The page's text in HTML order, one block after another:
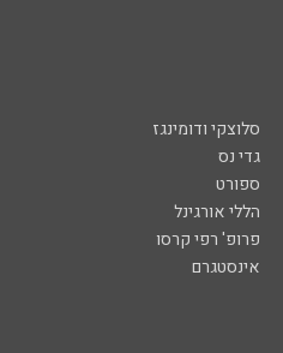
סלוצקי ודומינגז
גדי נס
ספורט
הללי אורגינל
פרופ' רפי קרסו
אינסטגרם